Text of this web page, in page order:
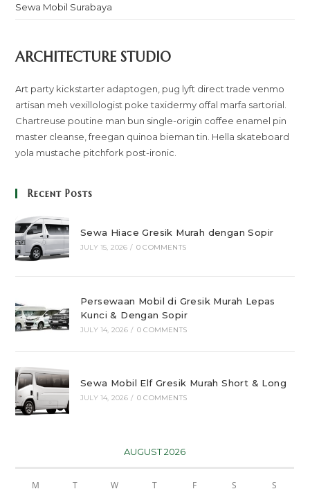
Sewa Mobil Surabaya
ARCHITECTURE STUDIO
Art party kickstarter adaptogen, pug lyft direct trade venmo
artisan meh vexillologist poke taxidermy offal marfa sartorial.
Chartreuse poutine man bun single-origin coffee enamel pin
master cleanse, freegan quinoa bieman tin. Hella skateboard
yola mustache pitchfork post-ironic.
Recent Posts
Sewa Hiace Gresik Murah dengan Sopir
JULY 15, 2026 / 0 COMMENTS
Persewaan Mobil di Gresik Murah Lepas
Kunci & Dengan Sopir
JULY 14, 2026 / 0 COMMENTS
Sewa Mobil Elf Gresik Murah Short & Long
JULY 14, 2026 / 0 COMMENTS
AUGUST 2026
M T W T F S S